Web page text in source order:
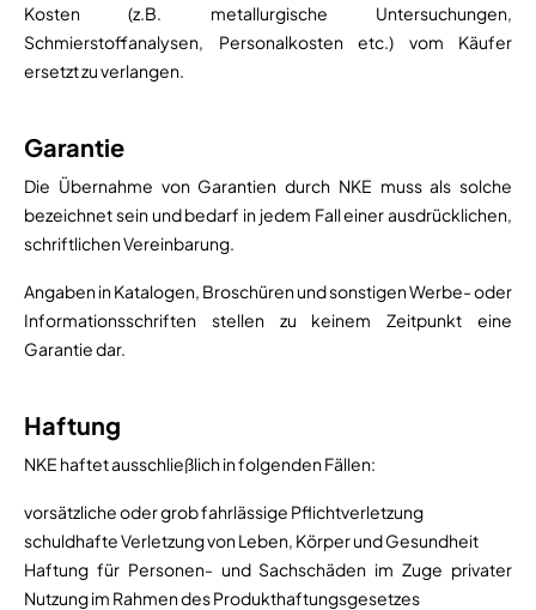
Kosten (z.B. metallurgische Untersuchungen,
Schmierstoffanalysen, Personalkosten etc.) vom Käufer
ersetzt zu verlangen.
Garantie
Die Übernahme von Garantien durch NKE muss als solche
bezeichnet sein und bedarf in jedem Fall einer ausdrücklichen,
schriftlichen Vereinbarung.
Angaben in Katalogen, Broschüren und sonstigen Werbe- oder
Informationsschriften stellen zu keinem Zeitpunkt eine
Garantie dar.
Haftung
NKE haftet ausschließlich in folgenden Fällen:
vorsätzliche oder grob fahrlässige Pflichtverletzung
schuldhafte Verletzung von Leben, Körper und Gesundheit
Haftung für Personen- und Sachschäden im Zuge privater
Nutzung im Rahmen des Produkthaftungsgesetzes